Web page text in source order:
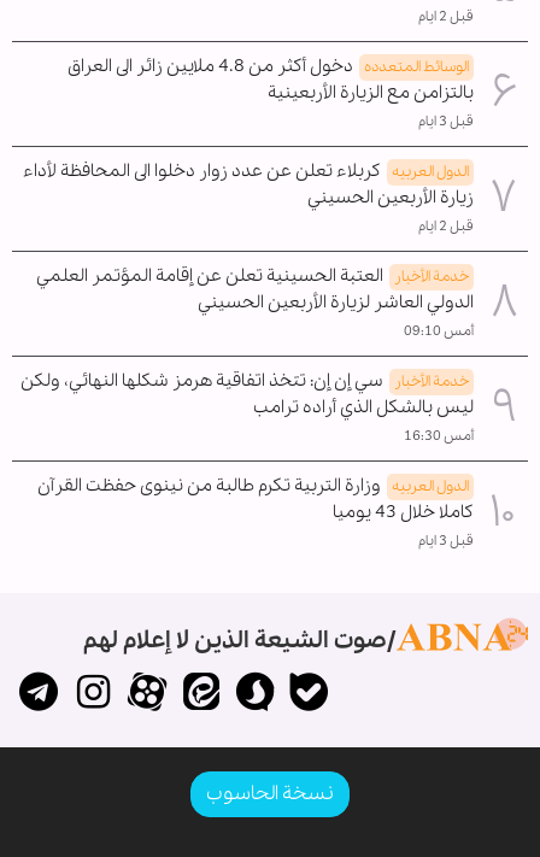
قبل 2 ايام
الوسائط المتعدده
دخول أكثر من 4.8 ملايين زائر الى العراق
بالتزامن مع الزيارة الأربعينية
قبل 3 ايام
الدول العربیه كربلاء تعلن عن عدد زوار دخلوا الى المحافظة لأداء
زيارة الأربعين الحسيني
قبل 2 ايام
خدمة الأخبار
العتبة الحسينية تعلن عن إقامة المؤتمر العلمي
الدولي العاشر لزيارة الأربعين الحسيني
أمس 09:10
خدمة الأخبار
سي إن إن: تتخذ اتفاقية هرمز شكلها النهائي، ولكن
ليس بالشكل الذي أراده ترامب
أمس 16:30
الدول العربیه وزارة التربية تكرم طالبة من نينوى حفظت القرآن
كاملا خلال 43 يوميا
قبل 3 ايام
صوت الشيعة الذين لا إعلام لهم
نسخة الحاسوب